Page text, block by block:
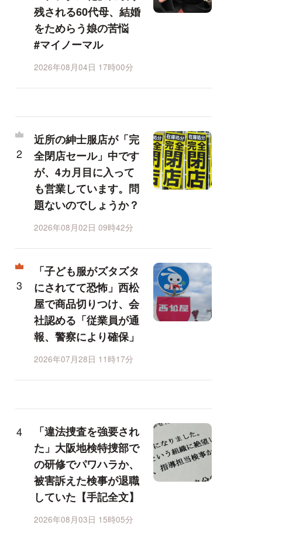
残される60代母、結婚
をためらう娘の苦悩
#マイノーマル
2026年08月04日 17時00分
近所の紳士服店が「完
全閉店セール」中です
が、4カ月目に入って
も営業しています。問
題ないのでしょうか？
2026年08月02日 09時42分
「子ども服がズタズタ
にされてて恐怖」西松
屋で商品切りつけ、会
社認める「従業員が通
報、警察により確保」
2026年07月28日 11時17分
「違法捜査を強要され
た」大阪地検特捜部で
の研修でパワハラか、
被害訴えた検事が退職
していた【手記全文】
2026年08月03日 15時05分